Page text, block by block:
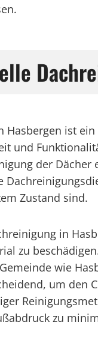
Hasbergen ist
und
der
Zustand sind.
in
zu
wie
um den
zu